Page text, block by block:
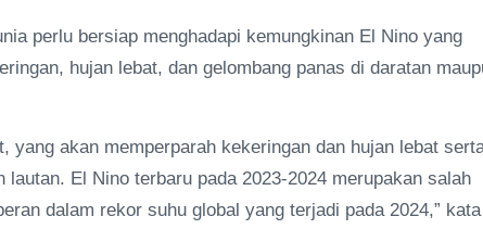
perlu bersiap menghadapi kemungkinan El Nino yang
hujan lebat, dan gelombang panas di daratan
yang akan memperparah kekeringan dan hujan lebat
El Nino terbaru pada 2023-2024 merupakan salah
dalam rekor suhu global yang terjadi pada 2024,” kata